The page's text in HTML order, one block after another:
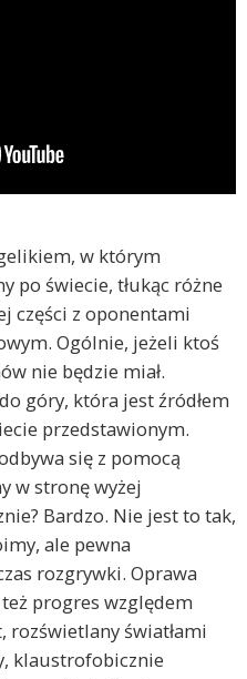
w którym
po świecie, tłukąc różne
części z oponentami
Ogólnie, jeżeli ktoś
nie będzie miał.
góry, która jest źródłem
przedstawionym.
się z pomocą
w stronę wyżej
Bardzo. Nie jest to tak,
ale pewna
rozgrywki. Oprawa
progres względem
rozświetlany światłami
klaustrofobicznie